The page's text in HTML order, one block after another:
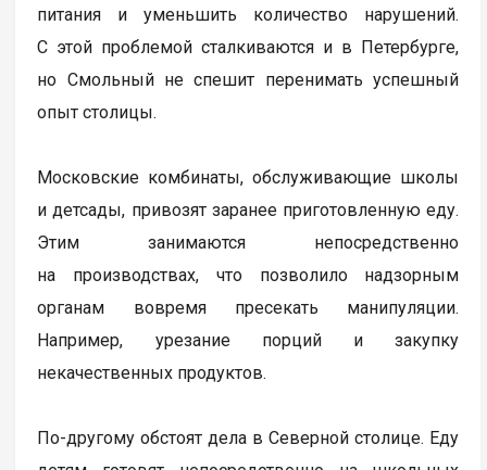
питания и уменьшить количество нарушений.
С этой проблемой сталкиваются и в Петербурге,
но Смольный не спешит перенимать успешный
опыт столицы.
Московские комбинаты, обслуживающие школы
и детсады, привозят заранее приготовленную еду.
Этим занимаются непосредственно
на производствах, что позволило надзорным
органам вовремя пресекать манипуляции.
Например, урезание порций и закупку
некачественных продуктов.
По-другому обстоят дела в Северной столице. Еду